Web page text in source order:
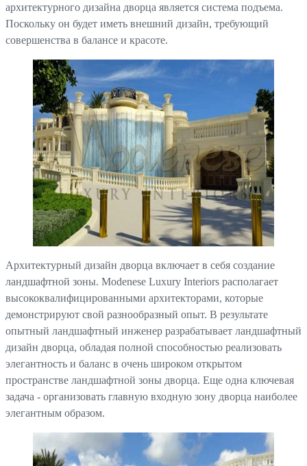
архитектурного дизайна дворца является система подъема.
Поскольку он будет иметь внешний дизайн, требующий
совершенства в балансе и красоте.
Архитектурный дизайн дворца включает в себя создание
ландшафтной зоны. Modenese Luxury Interiors располагает
высококвалифицированными архитекторами, которые
демонстрируют свой разнообразный опыт. В результате
опытный ландшафтный инженер разрабатывает ландшафтный
дизайн дворца, обладая полной способностью реализовать
элегантность и баланс в очень широком открытом
пространстве ландшафтной зоны дворца. Еще одна ключевая
задача - организовать главную входную зону дворца наиболее
элегантным образом.